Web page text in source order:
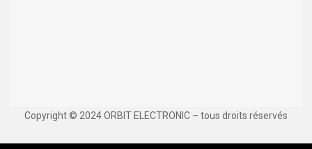
Copyright © 2024 ORBIT ELECTRONIC – tous droits réservés